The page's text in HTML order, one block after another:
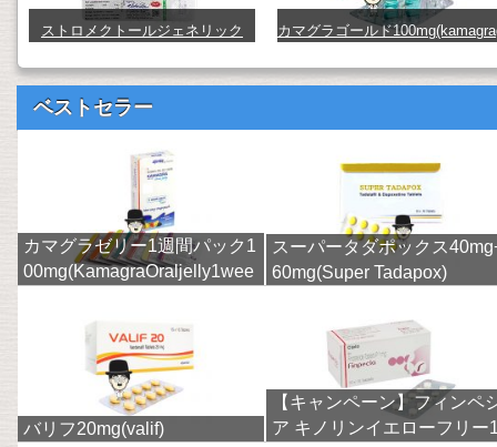
ストロメクトールジェネリック
カマグラゴールド
ベストセラー
カマグラゼリー1週間パック1
00mg(KamagraOraljelly1wee
スーパータダポックス
60mg(Super Tadapox)
バリフ20mg(valif)
【キャンペーン】フィンペ
ア キノリンイエローフリー